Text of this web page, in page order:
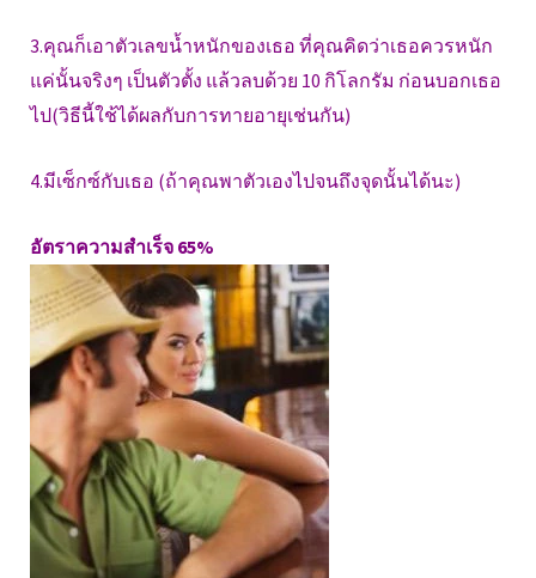
3.คุณก็เอาตัวเลขน้ำหนักของเธอ ที่คุณคิดว่าเธอควรหนัก
แค่นั้นจริงๆ เป็นตัวตั้ง แล้วลบด้วย 10 กิโลกรัม ก่อนบอกเธอ
ไป(วิธีนี้ใช้ได้ผลกับการทายอายุเช่นกัน)
4.มีเซ็กซ์กับเธอ (ถ้าคุณพาตัวเองไปจนถึงจุดนั้นได้นะ)
อัตราความสำเร็จ 65%